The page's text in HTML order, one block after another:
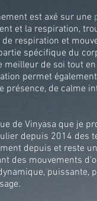
est axé sur une
et la respiration,
respiration et
spécifique du
meilleur de soi tout
permet
présence, de calme
de Vinyasa que je
depuis 2014 des
depuis et reste
des mouvements
puissante,